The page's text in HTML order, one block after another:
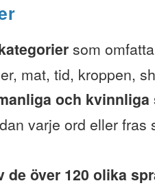
som
mat, tid, kroppen,
och
varje ord eller fras
de över 120 olika